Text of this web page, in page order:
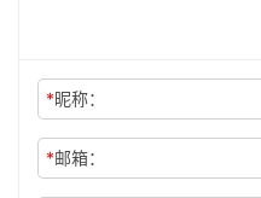
*昵称：
*邮箱：